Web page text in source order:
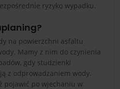
ryzyko wypadku.
na powierzchni asfaltu
Mamy z nim do czynienia
gdy studzienki
z odprowadzaniem wody.
pojawić po wjechaniu w